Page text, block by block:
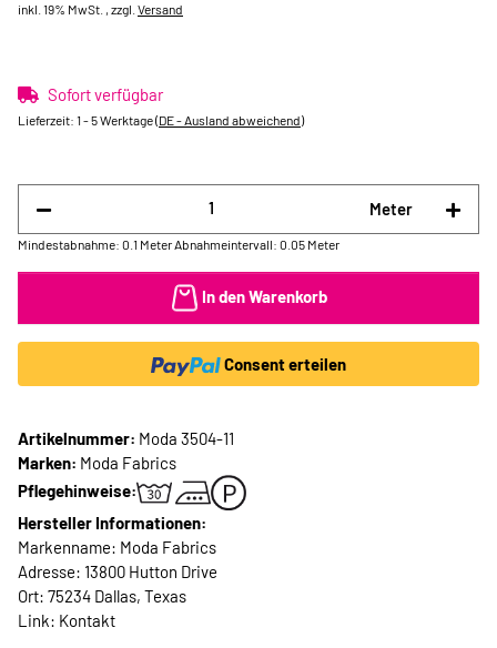
inkl. 19% MwSt. , zzgl. Versand
Sofort verfügbar
Lieferzeit: 1 - 5 Werktage(DE - Ausland abweichend)
Meter
Mindestabnahme: 0.1 Meter Abnahmeintervall: 0.05 Meter
In den Warenkorb
Consent erteilen
Artikelnummer: Moda 3504-11
Marken: Moda Fabrics
Pflegehinweise:
Hersteller Informationen:
Markenname: Moda Fabrics
Adresse: 13800 Hutton Drive
Ort: 75234 Dallas, Texas
Link: Kontakt